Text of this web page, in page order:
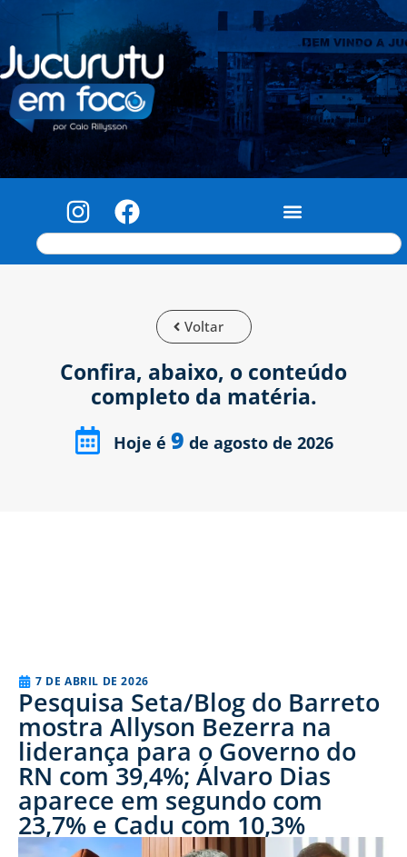
Voltar
Confira, abaixo, o conteúdo
completo da matéria.
Hoje é 9 de agosto de 2026
7 DE ABRIL DE 2026
Pesquisa Seta/Blog do Barreto
mostra Allyson Bezerra na
liderança para o Governo do
RN com 39,4%; Álvaro Dias
aparece em segundo com
23,7% e Cadu com 10,3%